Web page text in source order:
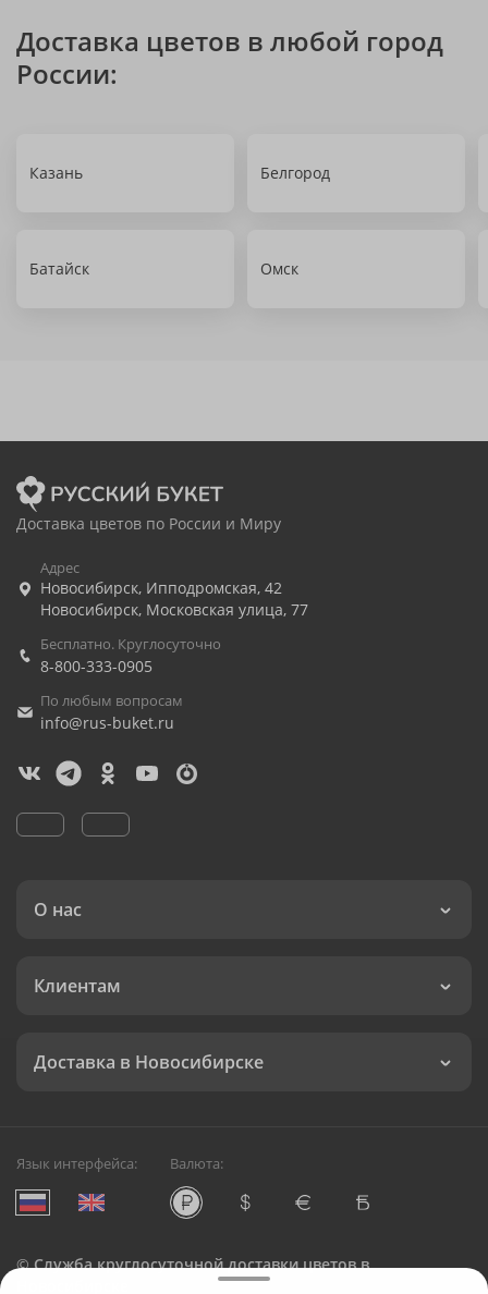
Доставка цветов в любой город
России:
Казань Белгород
Батайск Омск
Доставка цветов по России и Миру
Адрес
Новосибирск, Ипподромская, 42
Новосибирск, Московская улица, 77
Бесплатно. Круглосуточно
8-800-333-0905
По любым вопросам
info@rus-buket.ru
О нас
Клиентам
Доставка в Новосибирске
Язык интерфейса: Валюта:
©Служба круглосуточной доставки цветов в